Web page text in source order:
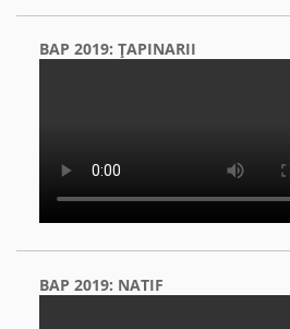
BAP 2019: ŢAPINARII
BAP 2019: NATIF